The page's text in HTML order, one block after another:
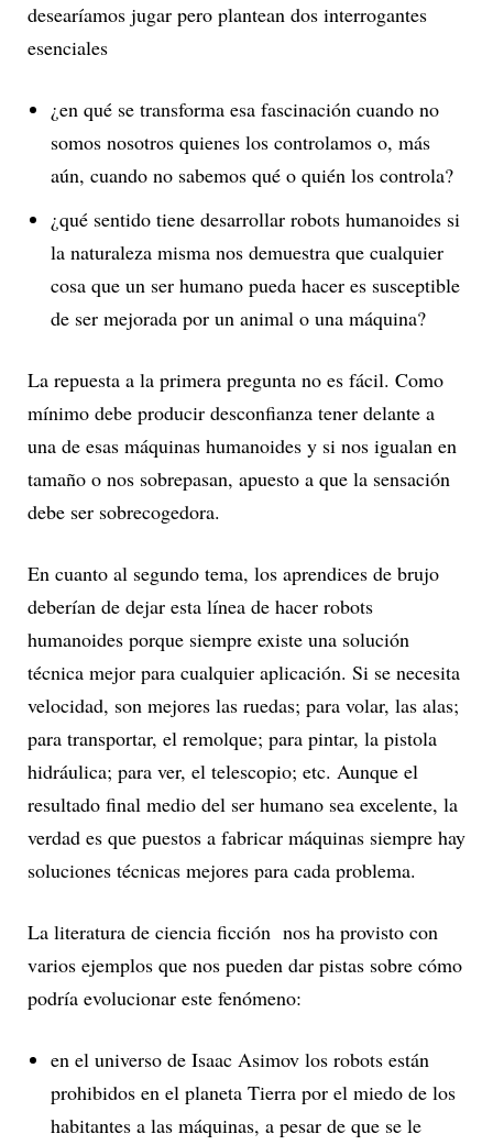
desearíamos jugar pero plantean dos interrogantes
esenciales
¿en qué se transforma esa fascinación cuando no
somos nosotros quienes los controlamos o, más
aún, cuando no sabemos qué o quién los controla?
¿qué sentido tiene desarrollar robots humanoides si
la naturaleza misma nos demuestra que cualquier
cosa que un ser humano pueda hacer es susceptible
de ser mejorada por un animal o una máquina?
La repuesta a la primera pregunta no es fácil. Como
mínimo debe producir desconfianza tener delante a
una de esas máquinas humanoides y si nos igualan en
tamaño o nos sobrepasan, apuesto a que la sensación
debe ser sobrecogedora.
En cuanto al segundo tema, los aprendices de brujo
deberían de dejar esta línea de hacer robots
humanoides porque siempre existe una solución
técnica mejor para cualquier aplicación. Si se necesita
velocidad, son mejores las ruedas; para volar, las alas;
para transportar, el remolque; para pintar, la pistola
hidráulica; para ver, el telescopio; etc. Aunque el
resultado final medio del ser humano sea excelente, la
verdad es que puestos a fabricar máquinas siempre hay
soluciones técnicas mejores para cada problema.
La literatura de ciencia ficción nos ha provisto con
varios ejemplos que nos pueden dar pistas sobre cómo
podría evolucionar este fenómeno:
en el universo de Isaac Asimov los robots están
prohibidos en el planeta Tierra por el miedo de los
habitantes a las máquinas, a pesar de que se le